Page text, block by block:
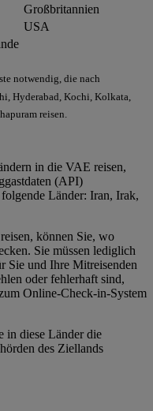
Großbritannien
USA
notwendig, die nach
Hyderabad, Kochi, Kolkata,
reisen.
in die VAE reisen,
(API)
Länder: Iran, Irak,
können Sie, wo
Sie müssen lediglich
Sie und Ihre Mitreisenden
oder fehlerhaft sind,
Online-Check-in-System
in diese Länder die
des Ziellands